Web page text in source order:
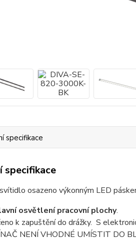
specifikace
specifikace
osazeno výkonným LED
osvětlení pracovní plochy.
k zapuštění do drážky. S
NENÍ VHODNÉ UMÍSTIT DO